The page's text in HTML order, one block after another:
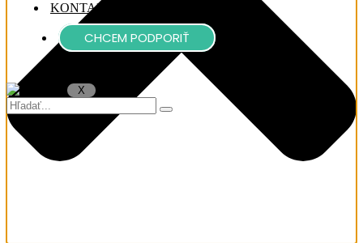
KONTAKT
CHCEM PODPORIŤ
X